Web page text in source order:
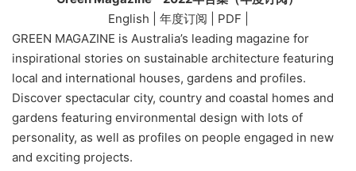
English | 年度订阅 | PDF |
GREEN MAGAZINE is Australia’s leading magazine for
inspirational stories on sustainable architecture featuring
local and international houses, gardens and profiles.
Discover spectacular city, country and coastal homes and
gardens featuring environmental design with lots of
personality, as well as profiles on people engaged in new
and exciting projects.